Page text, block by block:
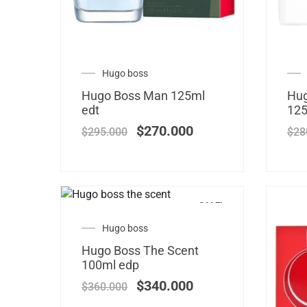
Hugo boss
Hugo Boss Man 125ml
edt
$295.000 $270.000 $
SALE!
Hugo boss
Hugo Boss The Scent
100ml edp
$360.000 $340.000